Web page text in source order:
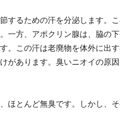
するための汗を分泌します。
一方、アポクリン腺は、脇の
。この汗は老廃物を体外に出
があります。臭いニオイの原
ほとんど無臭です。しかし、